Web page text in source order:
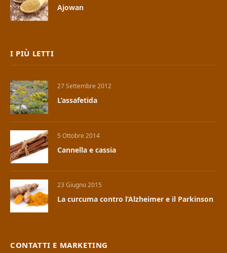
Ajowan
I PIÙ LETTI
27 Settembre 2012
L’assafetida
5 Ottobre 2014
Cannella e cassia
23 Giugno 2015
La curcuma contro l’Alzheimer e il Parkinson
CONTATTI E MARKETING